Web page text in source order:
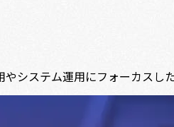
システム運用にフォーカスし